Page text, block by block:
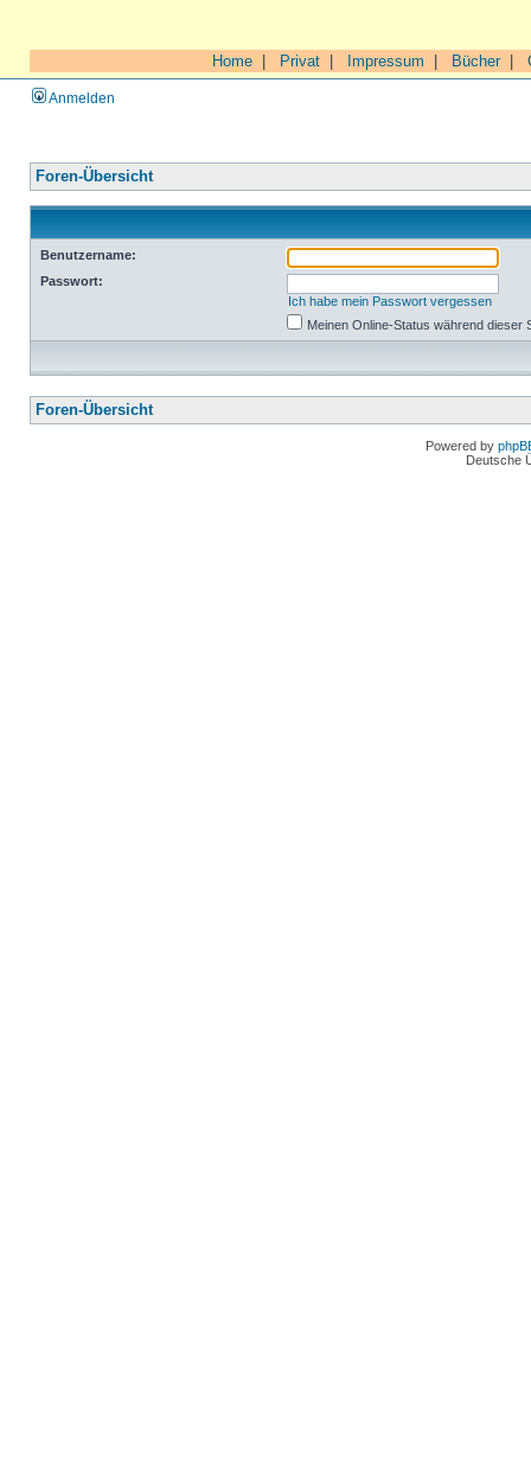
Home Privat Impressum Bücher|
Anmelden
Foren-Übersicht
Benutzername:
Passwort:
Ich habe mein Passwort vergessen
Meinen Online-Status während dieser
Foren-Übersicht
Powered by
Deutsche